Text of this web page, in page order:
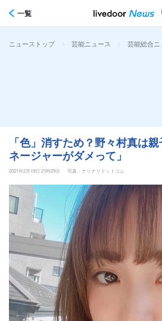
一覧
ニューストップ > 芸能ニュース > 芸能総合ニ
「色」消すため？野々村真は
ネージャーがダメって」
2021年2月19日 21時29分
写真：ナリナリドットコム